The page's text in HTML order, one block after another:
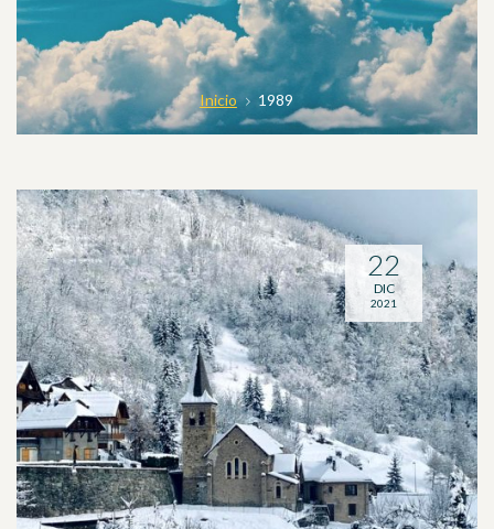
Inicio 1989
22
DIC
2021